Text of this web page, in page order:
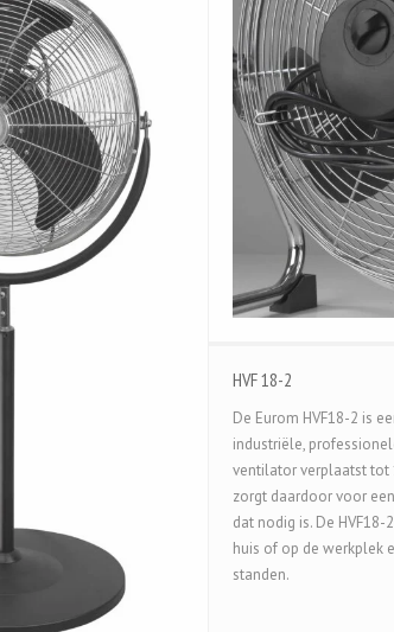
HVF 18-2
De Eurom HVF18-2 is
industriële,
ventilator verplaatst tot
zorgt daardoor voor
dat nodig is. De
huis of op de werkplek
standen.